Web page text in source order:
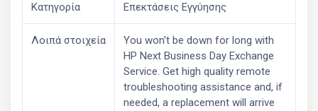
Κατηγορία Επεκτάσεις Εγγύησης
Λοιπά στοιχεία
You won't be down for long with
HP Next Business Day Exchange
Service. Get high quality remote
troubleshooting assistance and, if
needed, a replacement will arrive